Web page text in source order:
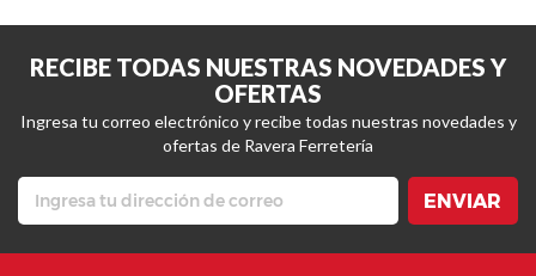
RECIBE TODAS NUESTRAS NOVEDADES Y
OFERTAS
Ingresa tu correo electrónico y recibe todas nuestras novedades y
ofertas de Ravera Ferretería
ENVIAR